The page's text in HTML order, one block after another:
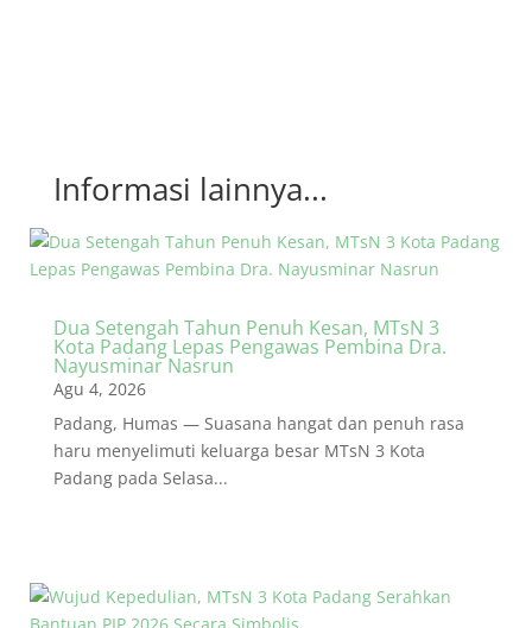
Informasi lainnya...
Dua Setengah Tahun Penuh Kesan, MTsN 3
Kota Padang Lepas Pengawas Pembina Dra.
Nayusminar Nasrun
Agu 4, 2026
Padang, Humas — Suasana hangat dan penuh rasa
haru menyelimuti keluarga besar MTsN 3 Kota
Padang pada Selasa...